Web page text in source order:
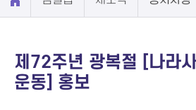
제72주년 광복절 [나라
운동] 홍보